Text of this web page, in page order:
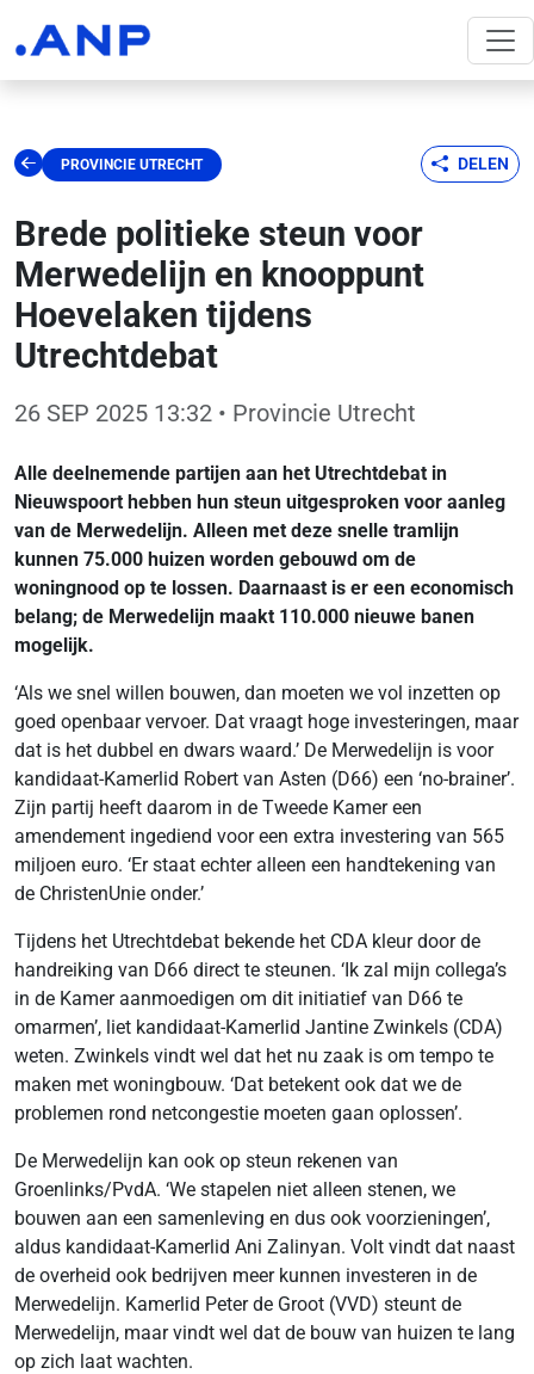
PROVINCIE UTRECHT DELEN
Brede politieke steun voor
Merwedelijn en knooppunt
Hoevelaken tijdens
Utrechtdebat
26 SEP 2025 13:32 • Provincie Utrecht
Alle deelnemende partijen aan het Utrechtdebat in
Nieuwspoort hebben hun steun uitgesproken voor aanleg
van de Merwedelijn. Alleen met deze snelle tramlijn
kunnen 75.000 huizen worden gebouwd om de
woningnood op te lossen. Daarnaast is er een economisch
belang; de Merwedelijn maakt 110.000 nieuwe banen
mogelijk.
‘Als we snel willen bouwen, dan moeten we vol inzetten op
goed openbaar vervoer. Dat vraagt hoge investeringen, maar
dat is het dubbel en dwars waard.’ De Merwedelijn is voor
kandidaat-Kamerlid Robert van Asten (D66) een ‘no-brainer’.
Zijn partij heeft daarom in de Tweede Kamer een
amendement ingediend voor een extra investering van 565
miljoen euro. ‘Er staat echter alleen een handtekening van
de ChristenUnie onder.’
Tijdens het Utrechtdebat bekende het CDA kleur door de
handreiking van D66 direct te steunen. ‘Ik zal mijn collega’s
in de Kamer aanmoedigen om dit initiatief van D66 te
omarmen’, liet kandidaat-Kamerlid Jantine Zwinkels (CDA)
weten. Zwinkels vindt wel dat het nu zaak is om tempo te
maken met woningbouw. ‘Dat betekent ook dat we de
problemen rond netcongestie moeten gaan oplossen’.
De Merwedelijn kan ook op steun rekenen van
Groenlinks/PvdA. ‘We stapelen niet alleen stenen, we
bouwen aan een samenleving en dus ook voorzieningen’,
aldus kandidaat-Kamerlid Ani Zalinyan. Volt vindt dat naast
de overheid ook bedrijven meer kunnen investeren in de
Merwedelijn. Kamerlid Peter de Groot (VVD) steunt de
Merwedelijn, maar vindt wel dat de bouw van huizen te lang
op zich laat wachten.